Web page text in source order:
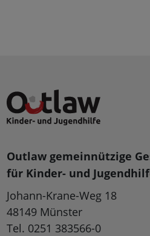
Outlaw gemeinnützige
für Kinder- und
Johann-Krane-Weg 18
48149 Münster
Tel. 0251 383566-0